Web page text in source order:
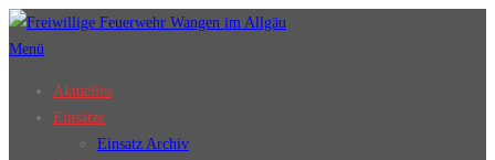
Zum
Inhalt
Menü
Aktuelles
Einsätze
Einsatz Archiv